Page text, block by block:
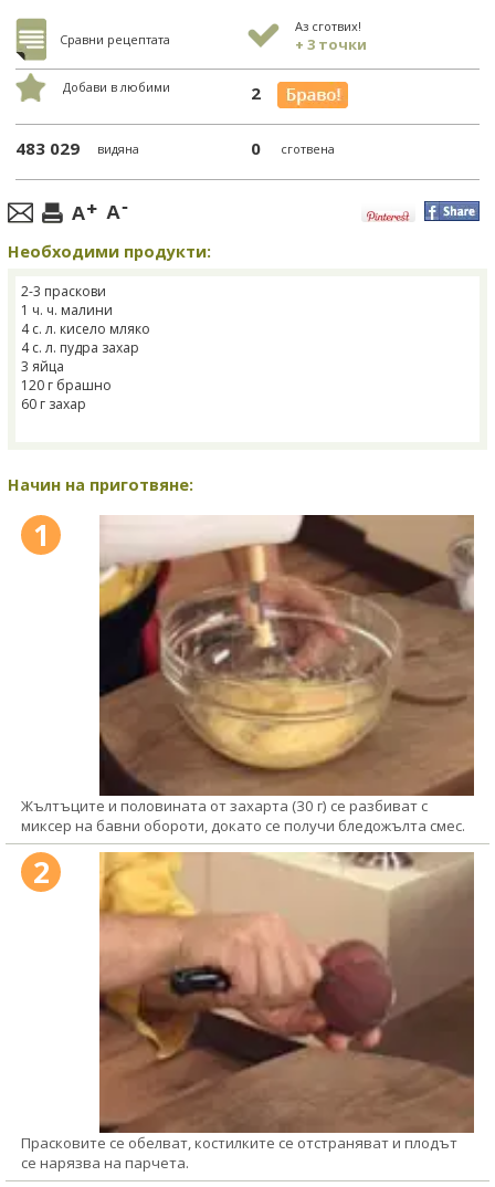
Сравни рецептата
Аз сготвих!
+ 3 точки
Добави в любими 2
483 029 видяна 0 сготвена
Необходими продукти:
2-3 праскови
1 ч. ч. малини
4 с. л. кисело мляко
4 с. л. пудра захар
3 яйца
120 г брашно
60 г захар
Начин на приготвяне:
1
Жълтъците и половината от захарта (30 г) се разбиват с
миксер на бавни обороти, докато се получи бледожълта смес.
2
Прасковите се обелват, костилките се отстраняват и плодът
се нарязва на парчета.